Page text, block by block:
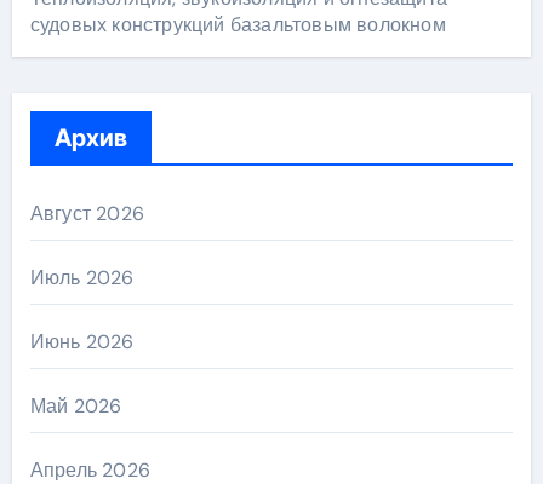
судовых конструкций базальтовым волокном
Архив
Август 2026
Июль 2026
Июнь 2026
Май 2026
Апрель 2026